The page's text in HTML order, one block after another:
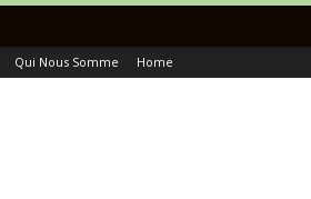
Qui Nous Somme Home